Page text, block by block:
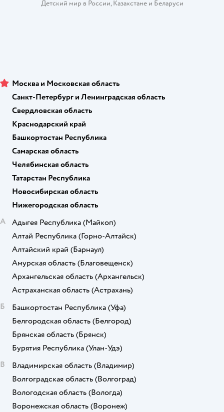
Детский мир в России,Казахстанеи Беларуси
Москва и Московская область
Санкт-Петербург и Ленинградская область
Свердловская область
Краснодарский край
Башкортостан Республика
Самарская область
Челябинская область
Татарстан Республика
Новосибирская область
Нижегородская область
А
Адыгея Республика (Майкоп)
Алтай Республика (Горно-Алтайск)
Алтайский край (Барнаул)
Амурская область (Благовещенск)
Архангельская область (Архангельск)
Астраханская область (Астрахань)
Б
Башкортостан Республика (Уфа)
Белгородская область (Белгород)
Брянская область (Брянск)
Бурятия Республика (Улан-Удэ)
В
Владимирская область (Владимир)
Волгоградская область (Волгоград)
Вологодская область (Вологда)
Воронежская область (Воронеж)